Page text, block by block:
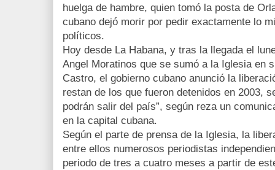
huelga de hambre, quien tomó la posta de
cubano dejó morir por pedir exactamente lo
políticos.
Hoy desde La Habana, y tras la llegada el
Angel Moratinos que se sumó a la Iglesia en
Castro, el gobierno cubano anunció la
restan de los que fueron detenidos en 2003,
podrán salir del país”, según reza un
en la capital cubana.
Según el parte de prensa de la Iglesia, la
entre ellos numerosos periodistas
periodo de tres a cuatro meses a partir de